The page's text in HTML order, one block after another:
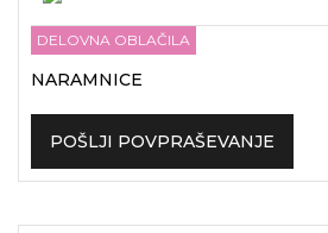
DELOVNA OBLAČILA
NARAMNICE
POŠLJI POVPRAŠEVANJE